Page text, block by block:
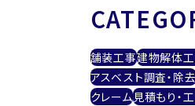
舗装工事建物解体
アスベスト調査・除
クレーム見積もり・